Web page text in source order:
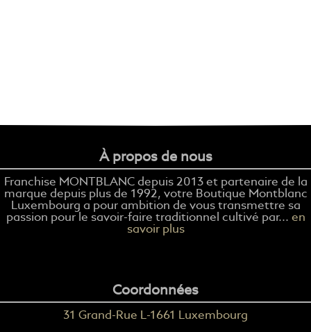
À propos de nous
Franchise MONTBLANC depuis 2013 et partenaire de la
marque depuis plus de 1992, votre Boutique Montblanc
Luxembourg a pour ambition de vous transmettre sa
passion pour le savoir-faire traditionnel cultivé par... en
savoir plus
Coordonnées
31 Grand-Rue L-1661 Luxembourg